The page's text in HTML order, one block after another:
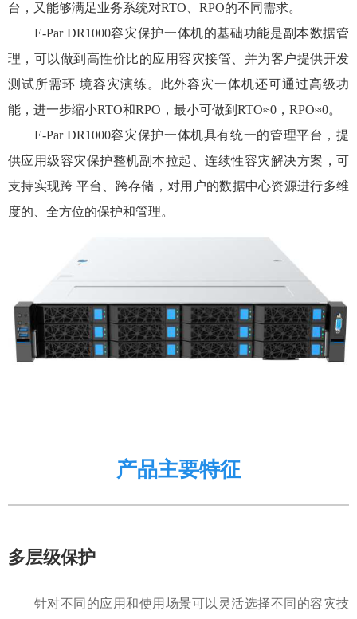
台，又能够满足业务系统对RTO、RPO的不同需求。
E-Par DR1000容灾保护一体机的基础功能是副本数据管
理，可以做到高性价比的应用容灾接管、并为客户提供开发
测试所需环 境容灾演练。此外容灾一体机还可通过高级功
能，进一步缩小RTO和RPO，最小可做到RTO≈0，RPO≈0。
E-Par DR1000容灾保护一体机具有统一的管理平台，提
供应用级容灾保护整机副本拉起、连续性容灾解决方案，可
支持实现跨 平台、跨存储，对用户的数据中心资源进行多维
度的、全方位的保护和管理。
产品主要特征
多层级保护
针对不同的应用和使用场景可以灵活选择不同的容灾技